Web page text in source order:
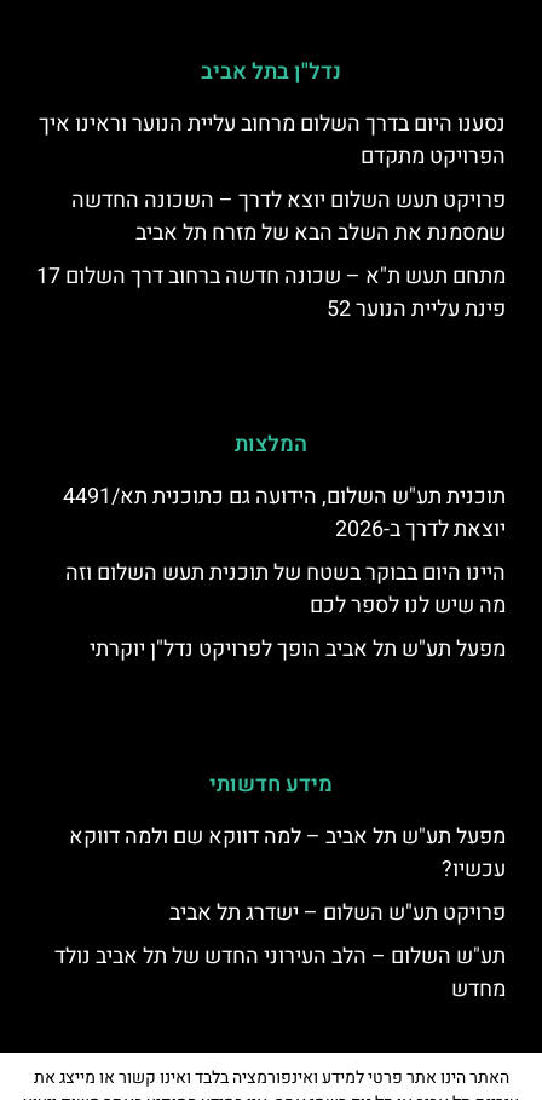
נדל"ן בתל אביב
נסענו היום בדרך השלום מרחוב עליית הנוער וראינו איך
הפרויקט מתקדם
פרויקט תעש השלום יוצא לדרך – השכונה החדשה
שמסמנת את השלב הבא של מזרח תל אביב
מתחם תעש ת"א – שכונה חדשה ברחוב דרך השלום 17
פינת עליית הנוער 52
המלצות
תוכנית תע"ש השלום, הידועה גם כתוכנית תא/4491
יוצאת לדרך ב-2026
היינו היום בבוקר בשטח של תוכנית תעש השלום וזה
מה שיש לנו לספר לכם
מפעל תע"ש תל אביב הופך לפרויקט נדל"ן יוקרתי
מידע חדשותי
מפעל תע"ש תל אביב – למה דווקא שם ולמה דווקא
עכשיו?
פרויקט תע"ש השלום – ישדרג תל אביב
תע"ש השלום – הלב העירוני החדש של תל אביב נולד
מחדש
האתר הינו אתר פרטי למידע ואינפורמציה בלבד ואינו קשור או מייצג את